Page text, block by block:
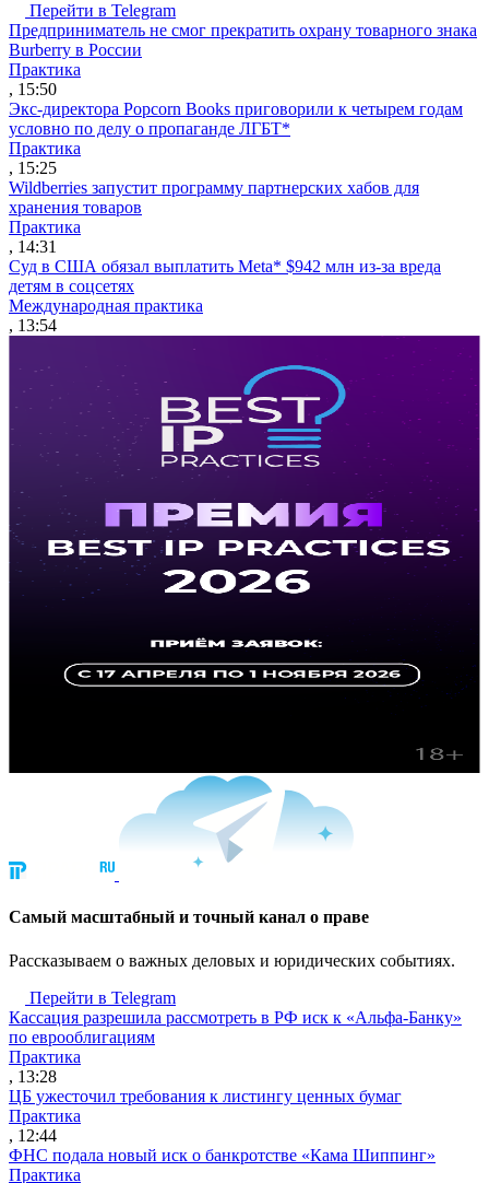
Перейти в Telegram
Предприниматель не смог прекратить охрану товарного знака
Burberry в России
Практика
, 15:50
Экс-директора Popcorn Books приговорили к четырем годам
условно по делу о пропаганде ЛГБТ*
Практика
, 15:25
Wildberries запустит программу партнерских хабов для
хранения товаров
Практика
, 14:31
Суд в США обязал выплатить Meta* $942 млн из-за вреда
детям в соцсетях
Международная практика
, 13:54
Cамый масштабный и точный канал о праве
Рассказываем о важных деловых и юридических событиях.
Перейти в Telegram
Кассация разрешила рассмотреть в РФ иск к «Альфа-Банку»
по еврооблигациям
Практика
, 13:28
ЦБ ужесточил требования к листингу ценных бумаг
Практика
, 12:44
ФНС подала новый иск о банкротстве «Кама Шиппинг»
Практика